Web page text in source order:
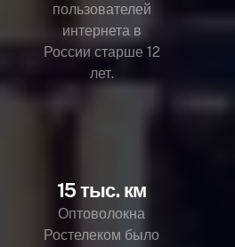
пользователей
интернета в
России старше 12
лет.
15 тыс. км
Оптоволокна
Ростелеком было